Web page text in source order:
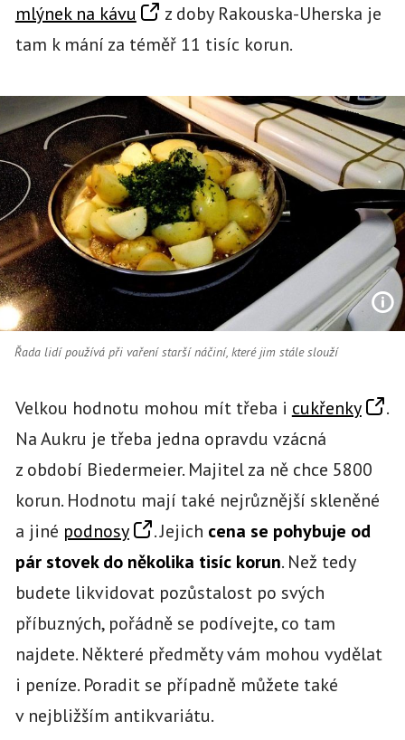
mlýnek na kávu
z doby Rakouska-Uherska je
tam k mání za téměř 11 tisíc korun.
Řada lidí používá při vaření starší náčiní, které jim stále slouží
Velkou hodnotu mohou mít třeba i cukřenky
.
Na Aukru je třeba jedna opravdu vzácná
z období Biedermeier. Majitel za ně chce 5800
korun. Hodnotu mají také nejrůznější skleněné
a jiné podnosy . Jejich cena se pohybuje od
pár stovek do několika tisíc korun. Než tedy
budete likvidovat pozůstalost po svých
příbuzných, pořádně se podívejte, co tam
najdete. Některé předměty vám mohou vydělat
i peníze. Poradit se případně můžete také
v nejbližším antikvariátu.